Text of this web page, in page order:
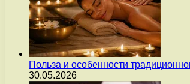
Польза и особенности
30.05.2026